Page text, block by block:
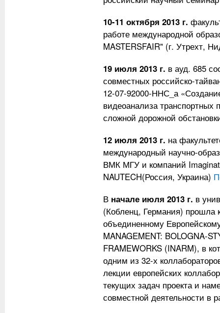
10-11 октября 2013 г.
работе международной
MASTERSFAIR" (г. Утрехт,
19 июля 2013 г. в ауд. 685
совместных российско-
12-07-92000-ННС_а
видеоанализа транспортных
сложной дорожной
12 июля 2013 г. на
международный научно-
ВМК МГУ и компаний
NAUTECH(Россия, Украина)
В начале июля 2013 г. в
(Кобленц, Германия) прошла
объединенному
MANAGEMENT: BOLOGNA-
FRAMEWORKS (INARM), в
одним из 32-х
лекции европейских
текущих задач проекта и
совместной деятельности в